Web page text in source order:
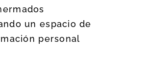
un espacio de
personal